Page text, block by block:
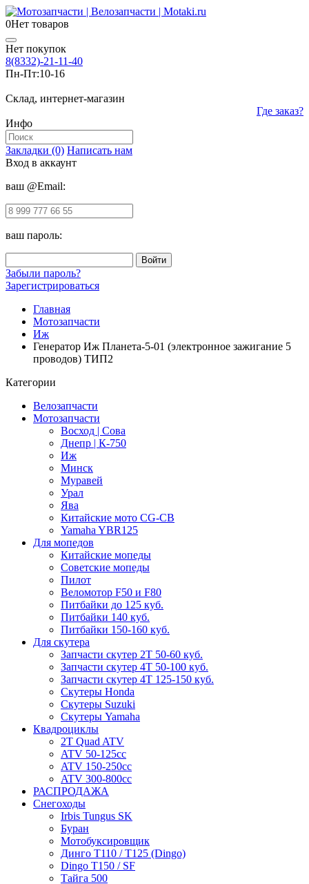
0Нет товаров
Нет покупок
8(8332)-21-11-40
Пн-Пт:10-16
Склад, интернет-магазин
Где заказ?
Инфо
Закладки (0) Написать нам
Вход в аккаунт
ваш @Email:
ваш пароль:
Забыли пароль?
Зарегистрироваться
Главная
Мотозапчасти
Иж
Генератор Иж Планета-5-01 (электронное зажигание 5
проводов) ТИП2
Категории
Велозапчасти
Мотозапчасти
Восход | Сова
Днепр | К-750
Иж
Минск
Муравей
Урал
Ява
Китайские мото CG-CB
Yamaha YBR125
Для мопедов
Китайские мопеды
Советские мопеды
Пилот
Веломотор F50 и F80
Питбайки до 125 куб.
Питбайки 140 куб.
Питбайки 150-160 куб.
Для скутера
Запчасти скутер 2Т 50-60 куб.
Запчасти скутер 4Т 50-100 куб.
Запчасти скутер 4Т 125-150 куб.
Скутеры Honda
Скутеры Suzuki
Скутеры Yamaha
Квадроциклы
2T Quad ATV
ATV 50-125cc
ATV 150-250cc
ATV 300-800cc
РАСПРОДАЖА
Снегоходы
Irbis Tungus SK
Буран
Мотобуксировщик
Динго T110 / T125 (Dingo)
Dingo T150 / SF
Тайга 500